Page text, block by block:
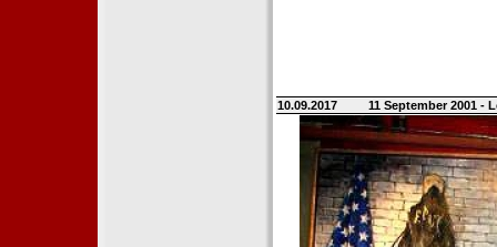
10.09.2017 11 September 2001 -